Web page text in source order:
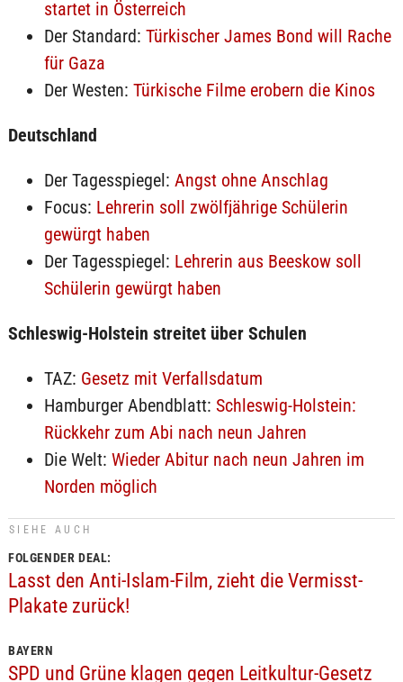
startet in Österreich
Der Standard: Türkischer James Bond will Rache
für Gaza
Der Westen: Türkische Filme erobern die Kinos
Deutschland
Der Tagesspiegel: Angst ohne Anschlag
Focus: Lehrerin soll zwölfjährige Schülerin
gewürgt haben
Der Tagesspiegel: Lehrerin aus Beeskow soll
Schülerin gewürgt haben
Schleswig-Holstein streitet über Schulen
TAZ: Gesetz mit Verfallsdatum
Hamburger Abendblatt: Schleswig-Holstein:
Rückkehr zum Abi nach neun Jahren
Die Welt: Wieder Abitur nach neun Jahren im
Norden möglich
SIEHE AUCH
FOLGENDER DEAL:
Lasst den Anti-Islam-Film, zieht die Vermisst-
Plakate zurück!
BAYERN
SPD und Grüne klagen gegen Leitkultur-Gesetz